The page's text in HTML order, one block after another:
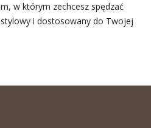
w którym zechcesz spędzać
i dostosowany do Twojej